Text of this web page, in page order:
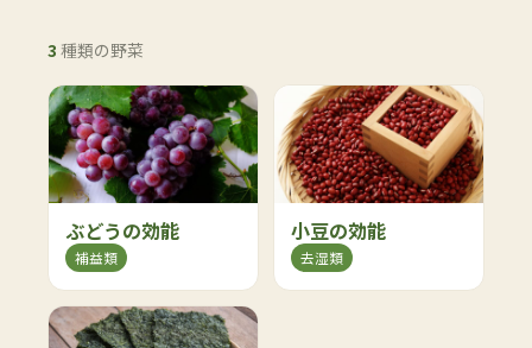
3 種類の野菜
ぶどうの効能
補益類
小豆の効能
去湿類